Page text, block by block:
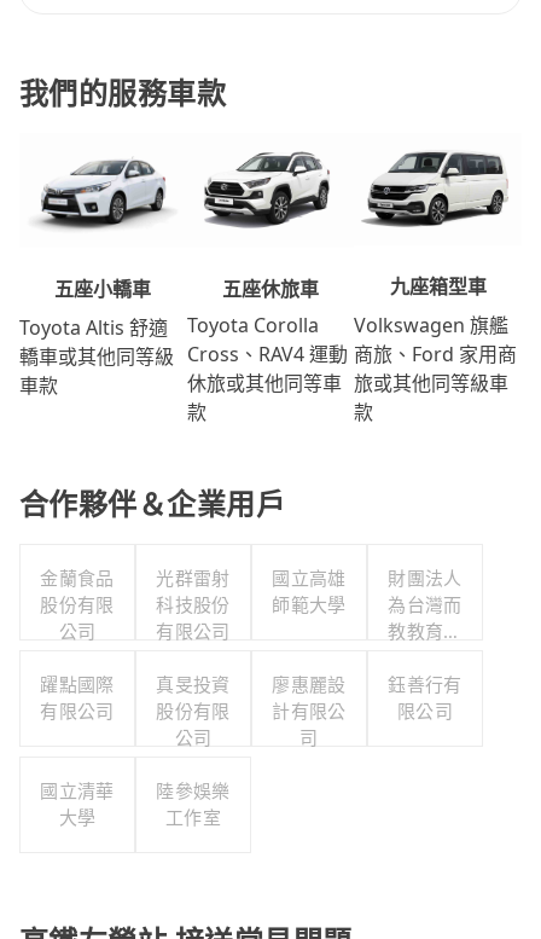
我們的服務車款
五座小轎車
Toyota Altis 舒適
轎車或其他同等級
車款
五座休旅車
Toyota Corolla
Cross、RAV4 運動
休旅或其他同等車
款
九座箱型車
Volkswagen 旗艦
商旅、Ford 家用商
旅或其他同等級車
款
合作夥伴＆企業用戶
金蘭食品
股份有限
公司
光群雷射
科技股份
有限公司
國立高雄
師範大學
財團法人
為台灣而
教教育基
躍點國際
有限公司
真旻投資
股份有限
公司
廖惠麗設
計有限公
司
鈺善行有
限公司
國立清華
大學
陸參娛樂
工作室